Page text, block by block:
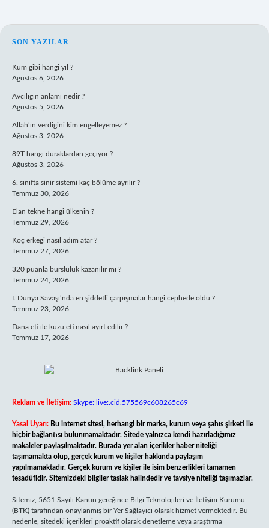
SIDEBAR
SON YAZILAR
Kum gibi hangi yıl ?
Ağustos 6, 2026
Avcılığın anlamı nedir ?
Ağustos 5, 2026
Allah’ın verdiğini kim engelleyemez ?
Ağustos 3, 2026
89T hangi duraklardan geçiyor ?
Ağustos 3, 2026
6. sınıfta sinir sistemi kaç bölüme ayrılır ?
Temmuz 30, 2026
Elan tekne hangi ülkenin ?
Temmuz 29, 2026
Koç erkeği nasıl adım atar ?
Temmuz 27, 2026
320 puanla bursluluk kazanılır mı ?
Temmuz 24, 2026
I. Dünya Savaşı’nda en şiddetli çarpışmalar hangi cephede oldu ?
Temmuz 23, 2026
Dana eti ile kuzu eti nasıl ayırt edilir ?
Temmuz 17, 2026
Reklam ve İletişim: Skype: live:.cid.575569c608265c69
Yasal Uyarı: Bu internet sitesi, herhangi bir marka, kurum veya şahıs şirketi ile
hiçbir bağlantısı bulunmamaktadır. Sitede yalnızca kendi hazırladığımız
makaleler paylaşılmaktadır. Burada yer alan içerikler haber niteliği
taşımamakta olup, gerçek kurum ve kişiler hakkında paylaşım
yapılmamaktadır. Gerçek kurum ve kişiler ile isim benzerlikleri tamamen
tesadüfidir. Sitemizdeki bilgiler taslak halindedir ve tavsiye niteliği taşımazlar.
Sitemiz, 5651 Sayılı Kanun gereğince Bilgi Teknolojileri ve İletişim Kurumu
(BTK) tarafından onaylanmış bir Yer Sağlayıcı olarak hizmet vermektedir. Bu
nedenle, sitedeki içerikleri proaktif olarak denetleme veya araştırma